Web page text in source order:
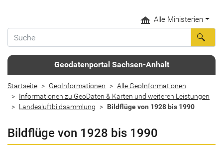
Alle Ministerien
Geodatenportal Sachsen-Anhalt
Startseite GeoInformationen
Alle GeoInformationen
Informationen zu GeoDaten & Karten und weiteren Leistungen
Landesluftbildsammlung
Bildflüge von 1928 bis 1990
Bildflüge von 1928 bis 1990